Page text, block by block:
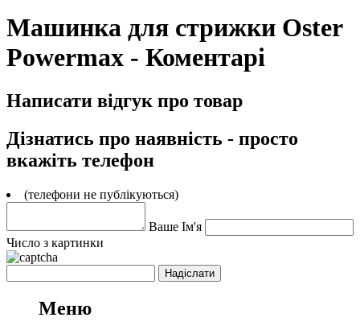
Машинка для стрижки Oster
Powermax - Коментарі
Написати відгук про товар
Дізнатись про наявність - просто
вкажіть телефон
(телефони не публікуються)
Ваше Ім'я
Число з картинки
Меню